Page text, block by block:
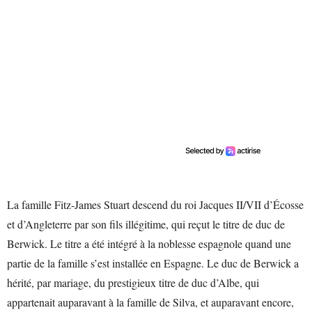
La famille Fitz-James Stuart descend du roi Jacques II/VII d’Écosse
et d’Angleterre par son fils illégitime, qui reçut le titre de duc de
Berwick. Le titre a été intégré à la noblesse espagnole quand une
partie de la famille s’est installée en Espagne. Le duc de Berwick a
hérité, par mariage, du prestigieux titre de duc d’Albe, qui
appartenait auparavant à la famille de Silva, et auparavant encore,